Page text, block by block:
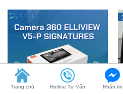
Trang chủ Hotline Tư Vấn Nhắn tin